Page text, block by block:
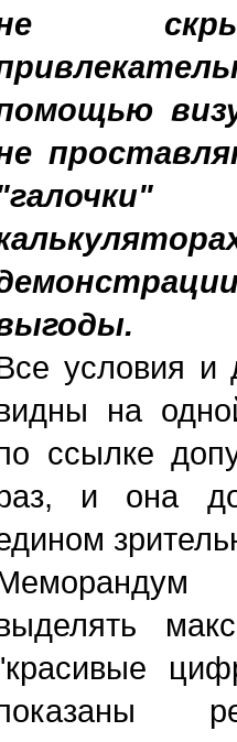
условия
на
ссылке
и она